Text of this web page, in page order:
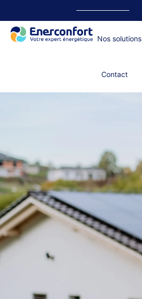
Nos solutions
Contact